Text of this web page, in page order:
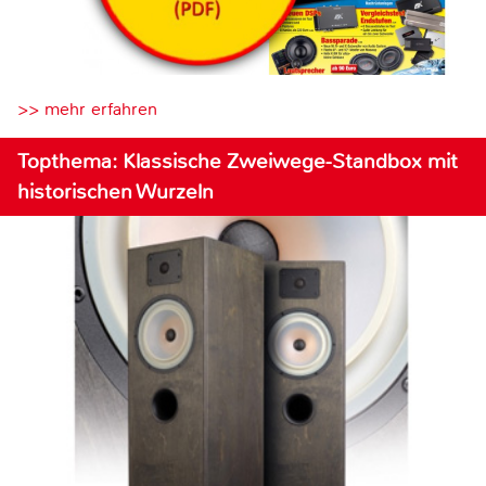
>> mehr erfahren
Topthema: Klassische Zweiwege-Standbox mit
historischen Wurzeln